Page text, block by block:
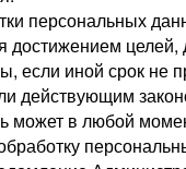
персональных
достижением целей,
если иной срок не
действующим
может в любой